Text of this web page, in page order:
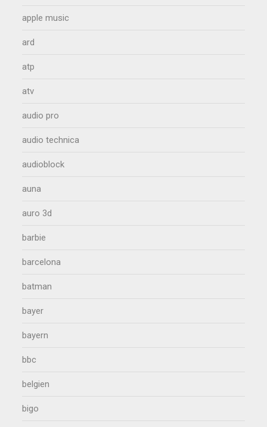
apple music
ard
atp
atv
audio pro
audio technica
audioblock
auna
auro 3d
barbie
barcelona
batman
bayer
bayern
bbc
belgien
bigo